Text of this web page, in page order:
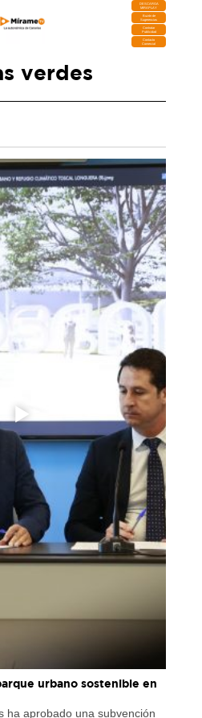
DESCARGA
MIRAPLAY
Buzón de
Sugerencias
Contratar
Publicidad
Contacto
Comercial
verdes
urbano sostenible en
ha aprobado una subvención